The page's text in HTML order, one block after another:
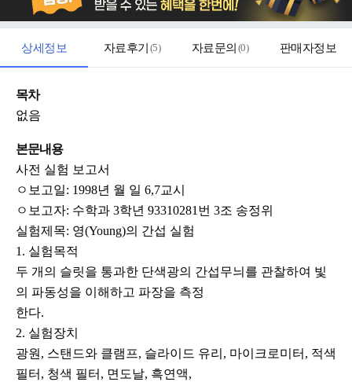
상세정보 자료후기 (5) 자료문의 (0) 판매자정보
목차
없음
본문내용
사전 실험 보고서
ㅇ보고일: 1998년 월 일 6,7교시
ㅇ보고자: 수학과 3학년 93310281번 3조 송정위
실험제목: 영(Young)의 간섭 실험
1. 실험목적
두 개의 슬릿을 통과한 단색광의 간섭무늬를 관찰하여 빛
의 파동성을 이해하고 파장을 측정
한다.
2. 실험장치
광원, 스탠드와 클램프, 슬라이드 유리, 마이크로미터, 적색
필터, 청색 필터, 면도날, 흑연액,